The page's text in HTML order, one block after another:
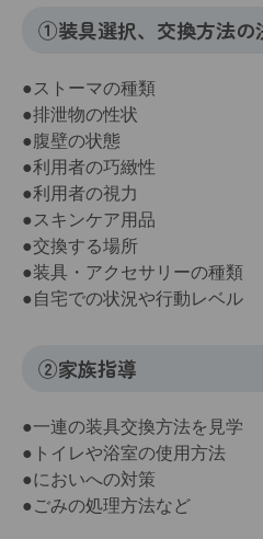
①装具選択、交換方法の
●ストーマの種類
●排泄物の性状
●腹壁の状態
●利用者の巧緻性
●利用者の視力
●スキンケア用品
●交換する場所
●装具・アクセサリーの種類
●自宅での状況や行動レベル
②家族指導
●一連の装具交換方法を見学
●トイレや浴室の使用方法
●においへの対策
●ごみの処理方法など